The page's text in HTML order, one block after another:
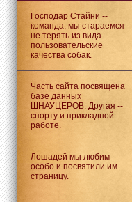
Господар Стайни --
команда, мы стараемся
не терять из вида
пользовательские
качества собак.
Часть сайта посвящена
базе данных
ШНАУЦЕРОВ. Другая --
спорту и прикладной
работе.
Лошадей мы любим
особо и посвятили им
страницу.